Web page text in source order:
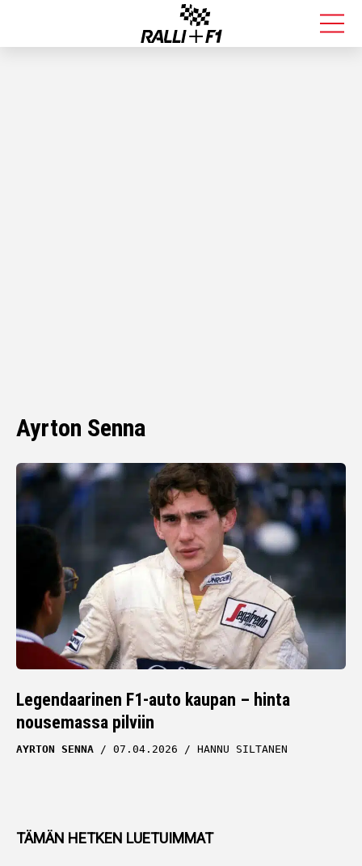
Ayrton Senna
Legendaarinen F1-auto kaupan – hinta
nousemassa pilviin
AYRTON SENNA 07.04.2026 HANNU SILTANEN
TÄMÄN HETKEN LUETUIMMAT